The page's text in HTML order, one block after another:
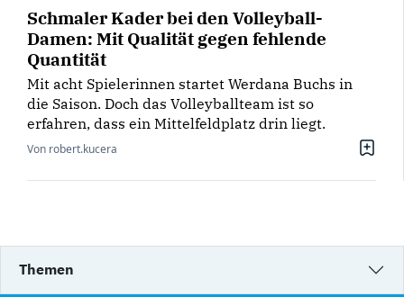
Schmaler Kader bei den Volleyball-
Damen: Mit Qualität gegen fehlende
Quantität
Mit acht Spielerinnen startet Werdana Buchs in
die Saison. Doch das Volleyballteam ist so
erfahren, dass ein Mittelfeldplatz drin liegt.
Von robert.kucera
Themen